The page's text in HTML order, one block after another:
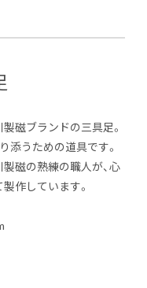
磁ブランドの三具足。
添うための道具です。
磁の熟練の職人が、心
作しています。